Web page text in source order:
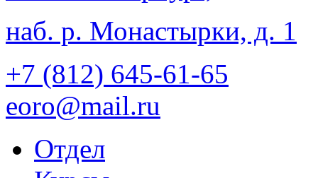
наб. р. Монастырки, д. 1
+7 (812) 645-61-65
eoro@mail.ru
Отдел